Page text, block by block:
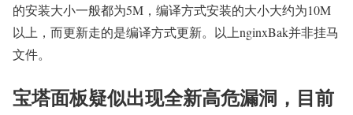
的安装大小一般都为5M，编译方式安装的大小大约为10M
以上，而更新走的是编译方式更新。以上nginxBak并非挂马
文件。
宝塔面板疑似出现全新高危漏洞，目前